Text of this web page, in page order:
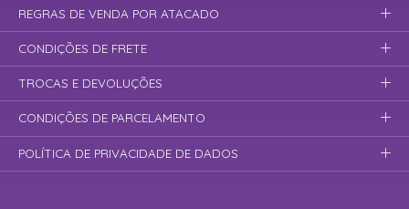
REGRAS DE VENDA POR ATACADO
CONDIÇÕES DE FRETE
TROCAS E DEVOLUÇÕES
CONDIÇÕES DE PARCELAMENTO
POLÍTICA DE PRIVACIDADE DE DADOS